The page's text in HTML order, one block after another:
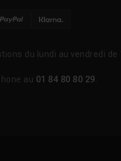
du lundi au vendredi de
au 01 84 80 80 29.